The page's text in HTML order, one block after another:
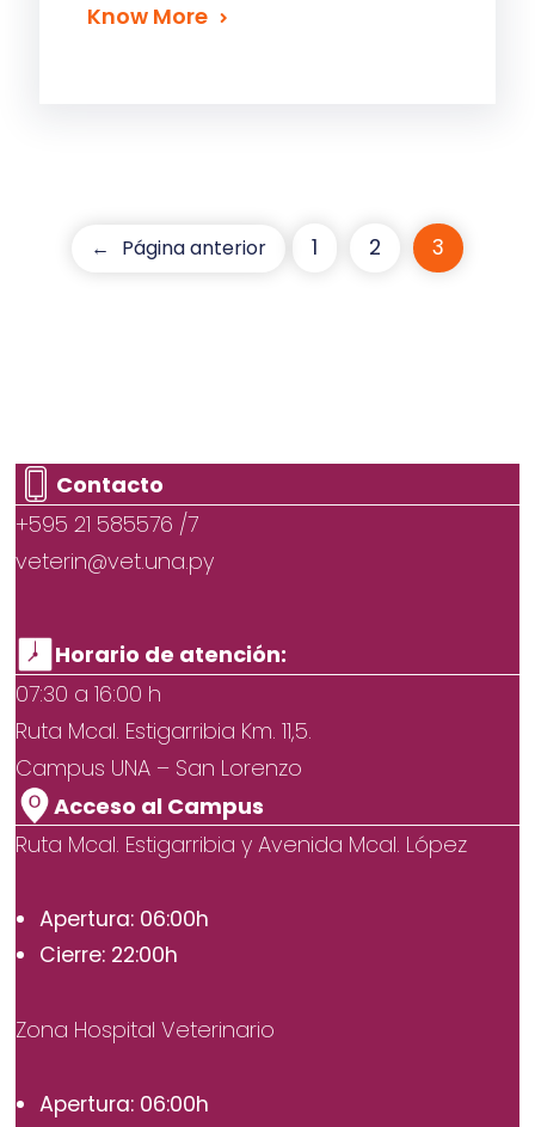
Know More
← Página anterior 1 2 3
Contacto
+595 21 585576 /7
veterin@vet.una.py
Horario de atención:
07:30 a 16:00 h
Ruta Mcal. Estigarribia Km. 11,5.
Campus UNA – San Lorenzo
Acceso al Campus
Ruta Mcal. Estigarribia y Avenida Mcal. López
Apertura: 06:00h
Cierre: 22:00h
Zona Hospital Veterinario
Apertura: 06:00h